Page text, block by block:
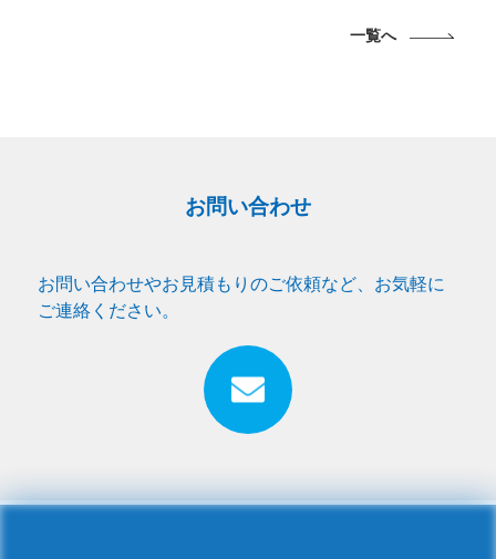
一覧へ
お問い合わせ
お問い合わせやお見積もりのご依頼など、お気軽に
ご連絡ください。